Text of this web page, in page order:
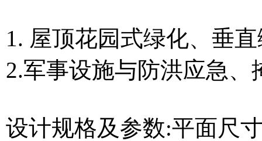
1. 屋顶花园式绿化、垂
2.军事设施与防洪应急、
设计规格及参数:平面尺